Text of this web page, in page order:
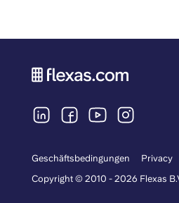
Geschäftsbedingungen Privacy
Copyright © 2010 - 2026 Flexas